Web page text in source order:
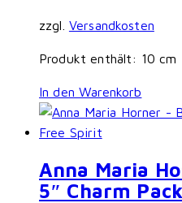
zzgl. Versandkosten
Produkt enthält: 10 cm
In den Warenkorb
Anna Maria
5″ Charm